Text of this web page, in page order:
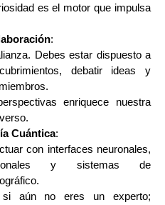
es el motor que impulsa
:
Debes estar dispuesto a
debatir ideas y
enriquece nuestra
Cuántica:
con interfaces neuronales,
y sistemas de
aún no eres un experto;